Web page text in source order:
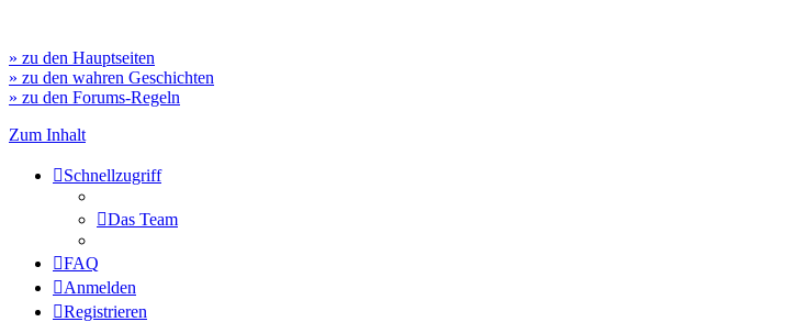
» zu den Hauptseiten
» zu den wahren Geschichten
» zu den Forums-Regeln
Zum Inhalt
Schnellzugriff
Das Team
FAQ
Anmelden
Registrieren